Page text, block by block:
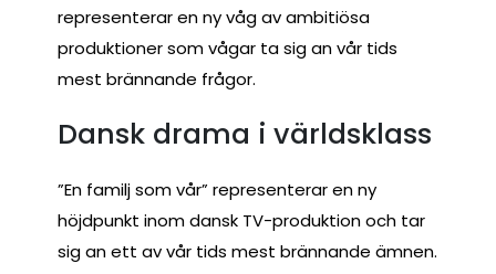
representerar en ny våg av ambitiösa
produktioner som vågar ta sig an vår tids
mest brännande frågor.
Dansk drama i världsklass
”En familj som vår” representerar en ny
höjdpunkt inom dansk TV-produktion och tar
sig an ett av vår tids mest brännande ämnen.